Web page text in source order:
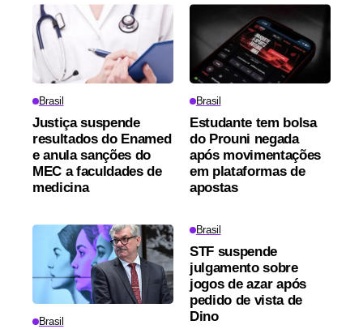
Brasil
Justiça suspende
resultados do Enamed
e anula sanções do
MEC a faculdades de
medicina
Brasil
Estudante tem bolsa
do Prouni negada
após movimentações
em plataformas de
apostas
Brasil
Brasil
STF suspende
julgamento sobre
jogos de azar após
pedido de vista de
Dino